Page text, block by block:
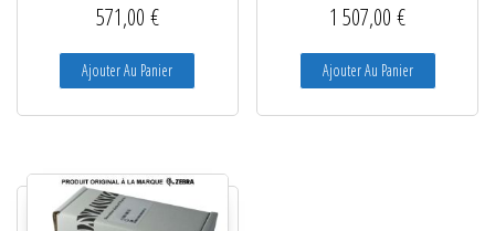
571,00 €
Ajouter Au Panier
1 507,00€
Ajouter Au Panier